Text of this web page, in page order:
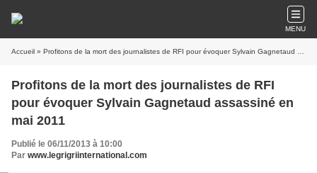
MENU
Accueil » Profitons de la mort des journalistes de RFI pour évoquer Sylvain Gagnetaud assassiné en mai 2011
Profitons de la mort des journalistes de RFI
pour évoquer Sylvain Gagnetaud assassiné en
mai 2011
Publié le 06/11/2013 à 10:00
Par www.legrigriinternational.com